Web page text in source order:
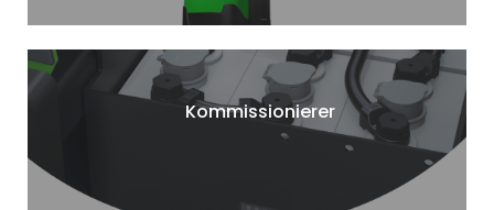
Kommissionierer